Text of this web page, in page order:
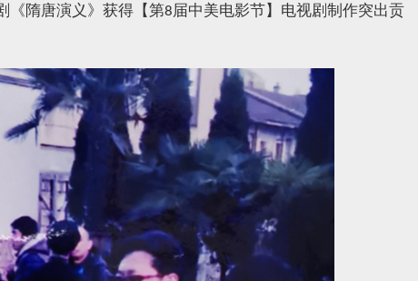
《隋唐演义》获得 【第8届中美电影节】 电视剧制作突出贡